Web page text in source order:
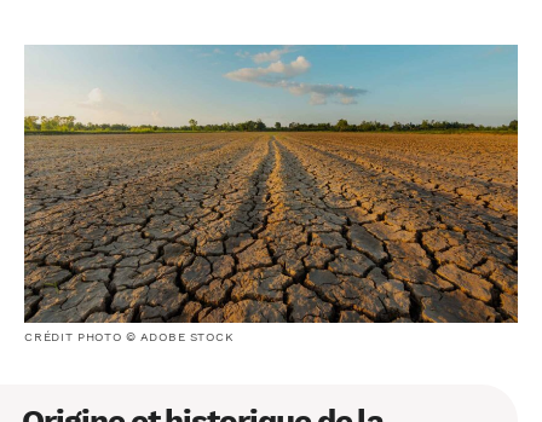
CRÉDIT PHOTO © ADOBE STOCK